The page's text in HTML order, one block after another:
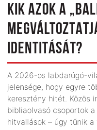
KIK AZOK A
IDENTITÁSÁT?
A 2026-os labdarúgó-
jelensége, hogy egyre
keresztény hitét. Közös
bibliaolvasó csoportok
hitvallások – úgy tűnik